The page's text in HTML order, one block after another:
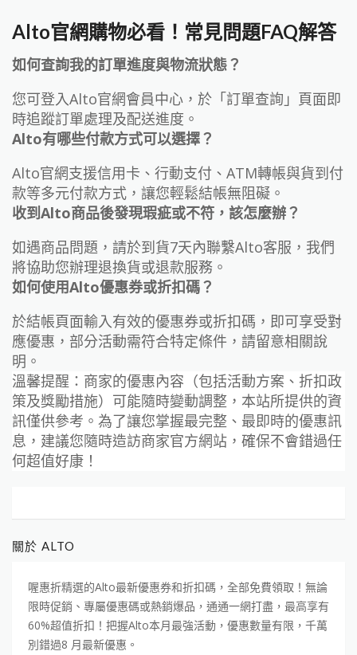
Alto官網購物必看！常見問題FAQ解答
如何查詢我的訂單進度與物流狀態？
您可登入Alto官網會員中心，於「訂單查詢」頁面即
時追蹤訂單處理及配送進度。
Alto有哪些付款方式可以選擇？
Alto官網支援信用卡、行動支付、ATM轉帳與貨到付
款等多元付款方式，讓您輕鬆結帳無阻礙。
收到Alto商品後發現瑕疵或不符，該怎麼辦？
如遇商品問題，請於到貨7天內聯繫Alto客服，我們
將協助您辦理退換貨或退款服務。
如何使用Alto優惠券或折扣碼？
於結帳頁面輸入有效的優惠券或折扣碼，即可享受對
應優惠，部分活動需符合特定條件，請留意相關說
明。
溫馨提醒：商家的優惠內容（包括活動方案、折扣政
策及獎勵措施）可能隨時變動調整，本站所提供的資
訊僅供參考。為了讓您掌握最完整、最即時的優惠訊
息，建議您隨時造訪商家官方網站，確保不會錯過任
何超值好康！
關於 ALTO
喔惠折精選的Alto最新優惠券和折扣碼，全部免費領取！無論
限時促銷、專屬優惠碼或熱銷爆品，通通一網打盡，最高享有
60%超值折扣！把握Alto本月最強活動，優惠數量有限，千萬
別錯過8 月最新優惠。